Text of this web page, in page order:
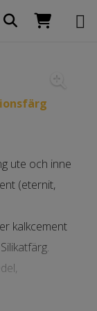
ute och inne
(eternit,
kalkcement